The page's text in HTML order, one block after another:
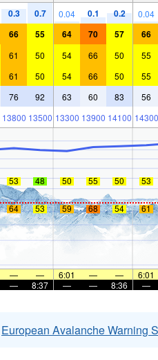
0.3 0.7 0.04 0.1 0.2 0.04
66 55 64 70 57 66
61 50 54 66 50 55
61 50 54 66 50 55
76 92 63 60 83 56
13800 13500 13300 13900 14100 14300
53 48 50 55 50 53
64 53 59 68 54 61
— — 6:01 — — 6:01
— 8:37 — — 8:36 —
European Avalanche Warning